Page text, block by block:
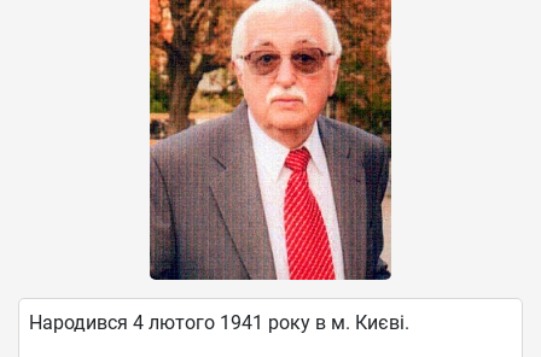
Народився 4 лютого 1941 року в м. Києві.